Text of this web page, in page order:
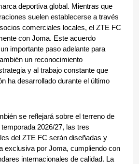
deportiva global. Mientras que
suelen establecerse a través
comerciales locales, el ZTE FC
con Joma. Este acuerdo
importante paso adelante para
un reconocimiento
y al trabajo constante que
ha desarrollado durante el último
se reflejará sobre el terreno de
2026/27, las tres
del ZTE FC serán diseñadas y
exclusiva por Joma, cumpliendo con
internacionales de calidad. La